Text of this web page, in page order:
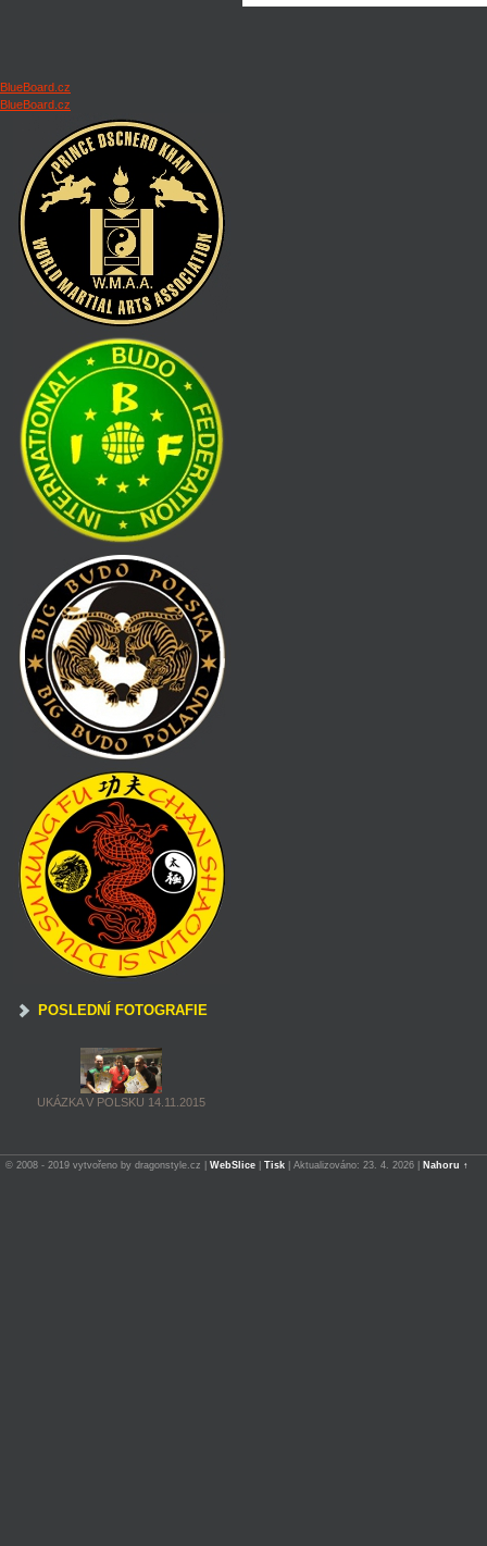
BlueBoard.cz
BlueBoard.cz
POSLEDNÍ FOTOGRAFIE
UKÁZKA V POLSKU 14.11.2015
© 2008 - 2019 vytvořeno by dragonstyle.cz | WebSlice Tisk Aktualizováno: 23. 4. 2026 Nahoru ↑